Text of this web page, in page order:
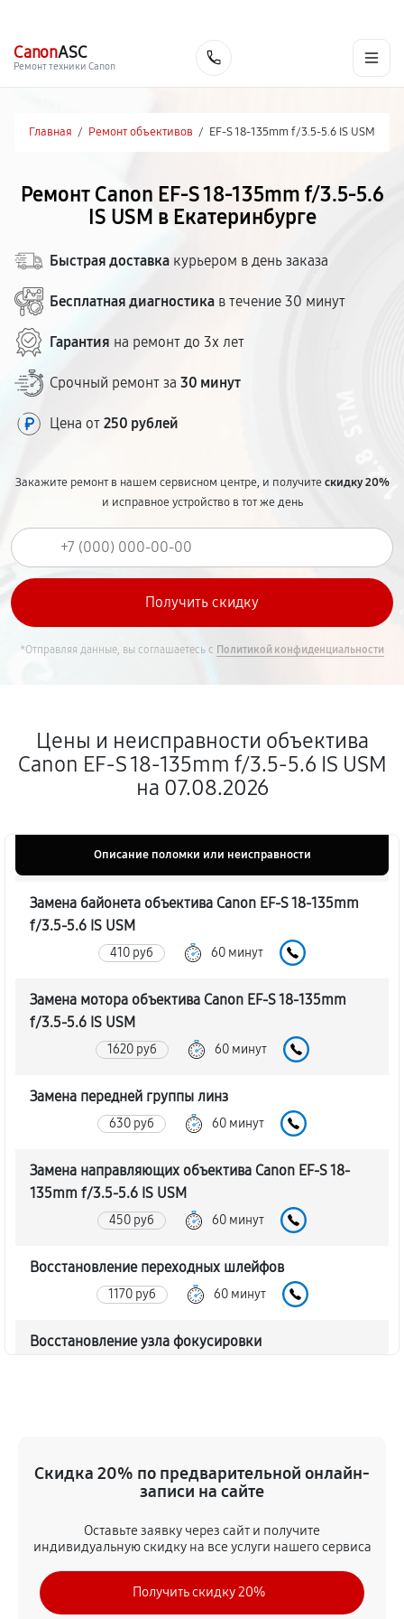
CanonASC
Ремонт техники Canon
Главная / Ремонт объективов / EF-S 18-135mm f/3.5-5.6 IS USM
Ремонт Canon EF-S 18-135mm f/3.5-5.6
IS USM в Екатеринбурге
Быстрая доставка курьером в день заказа
Бесплатная диагностика в течение 30 минут
Гарантия на ремонт до 3х лет
Срочный ремонт за 30 минут
Цена от 250 рублей
Закажите ремонт в нашем сервисном центре, и получитескидку 20%
и исправное устройство в тот же день
*Отправляя данные, вы соглашаетесь с Политикой конфиденциальности
Цены и неисправности объектива
Canon EF-S 18-135mm f/3.5-5.6 IS USM
на 07.08.2026
Описание поломки или неисправности
Замена байонета объектива Canon EF-S 18-135mm
f/3.5-5.6 IS USM
410 руб 60 минут
Замена мотора объектива Canon EF-S 18-135mm
f/3.5-5.6 IS USM
1620 руб 60 минут
Замена передней группы линз
630 руб 60 минут
Замена направляющих объектива Canon EF-S 18-
135mm f/3.5-5.6 IS USM
450 руб 60 минут
Восстановление переходных шлейфов
1170 руб 60 минут
Восстановление узла фокусировки
720 руб
1350 руб 60 минут
Чистка от пыли объектива Canon EF-S 18-135mm
f/3.5-5.6 IS USM
Скидка 20% по предварительной онлайн-
записи на сайте
Оставьте заявку через сайт и получите
индивидуальную скидку на все услуги нашего сервиса
Получить скидку 20%